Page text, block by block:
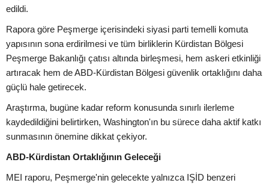
edildi.
Rapora göre Peşmerge içerisindeki siyasi parti temelli komuta
yapısının sona erdirilmesi ve tüm birliklerin Kürdistan Bölgesi
Peşmerge Bakanlığı çatısı altında birleşmesi, hem askeri etkinliği
artıracak hem de ABD-Kürdistan Bölgesi güvenlik ortaklığını daha
güçlü hale getirecek.
Araştırma, bugüne kadar reform konusunda sınırlı ilerleme
kaydedildiğini belirtirken, Washington'ın bu sürece daha aktif katkı
sunmasının önemine dikkat çekiyor.
ABD-Kürdistan Ortaklığının Geleceği
MEI raporu, Peşmerge'nin gelecekte yalnızca IŞİD benzeri